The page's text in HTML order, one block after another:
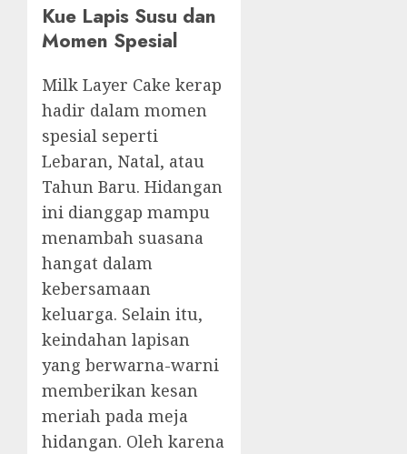
Kue Lapis Susu dan
Momen Spesial
Milk Layer Cake kerap
hadir dalam momen
spesial seperti
Lebaran, Natal, atau
Tahun Baru. Hidangan
ini dianggap mampu
menambah suasana
hangat dalam
kebersamaan
keluarga. Selain itu,
keindahan lapisan
yang berwarna-warni
memberikan kesan
meriah pada meja
hidangan. Oleh karena